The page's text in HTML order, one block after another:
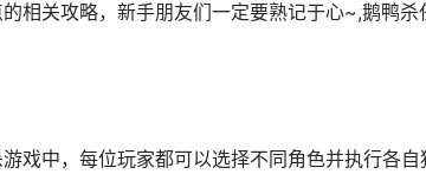
的相关攻略，新手朋友们一定要熟记于心~,鹅鸭
戏中，每位玩家都可以选择不同角色并执行各